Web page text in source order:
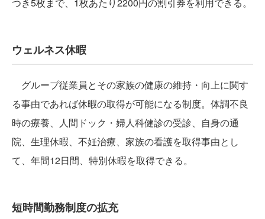
ウェルネス休暇
グループ従業員とその家族の健康の維持・向上に関す
る事由であれば休暇の取得が可能になる制度。体調不良
時の療養、人間ドック・婦人科健診の受診、自身の通
院、生理休暇、不妊治療、家族の看護を取得事由とし
て、年間12日間、特別休暇を取得できる。
短時間勤務制度の拡充